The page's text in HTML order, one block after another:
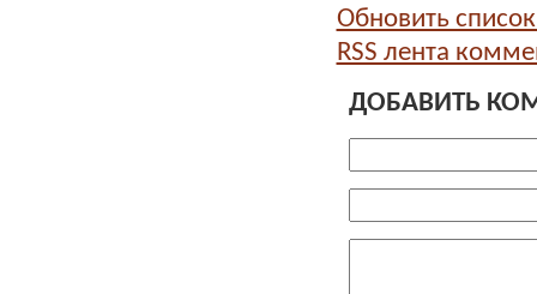
Обновить
RSS лента
ДОБАВИТЬ